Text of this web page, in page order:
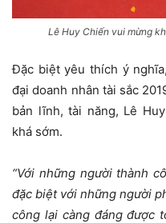
Lê Huy Chiến vui mừng
Đặc biệt yêu thích ý
đại doanh nhân tài sắc
bản lĩnh, tài năng, Lê
khá sớm.
“Với những người thành
đặc biệt với những người
công lại càng đáng được